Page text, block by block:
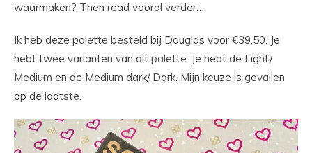
waarmaken? Then read vooral verder…
Ik heb deze palette besteld bij Douglas voor €39,50. Je
hebt twee varianten van dit palette. Je hebt de Light/
Medium en de Medium dark/ Dark. Mijn keuze is gevallen
op de laatste.